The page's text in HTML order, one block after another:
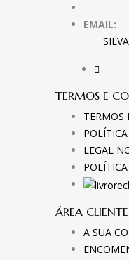
EMAIL:
TERMOS E
TERMOS
LEGAL
ÁREA CLIENTE
A SUA